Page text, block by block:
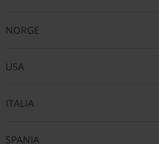
NORGE
USA
ITALIA
SPANIA